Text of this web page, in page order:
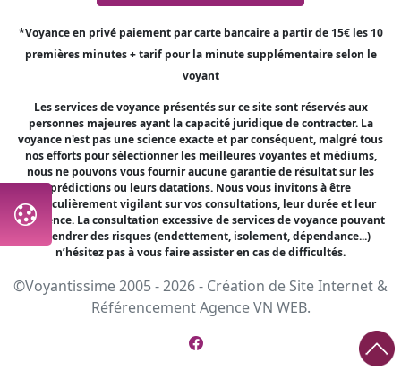
*Voyance en privé paiement par carte bancaire a partir de 15€ les 10
premières minutes + tarif pour la minute supplémentaire selon le
voyant
Les services de voyance présentés sur ce site sont réservés aux
personnes majeures ayant la capacité juridique de contracter. La
voyance n'est pas une science exacte et par conséquent, malgré tous
nos efforts pour sélectionner les meilleures voyantes et médiums,
nous ne pouvons vous fournir aucune garantie de résultat sur les
prédictions ou leurs datations. Nous vous invitons à être
particulièrement vigilant sur vos consultations, leur durée et leur
fréquence. La consultation excessive de services de voyance pouvant
engendrer des risques (endettement, isolement, dépendance...)
n’hésitez pas à vous faire assister en cas de difficultés.
©Voyantissime 2005 - 2026 - Création de Site Internet &
RéférencementAgence VN WEB.